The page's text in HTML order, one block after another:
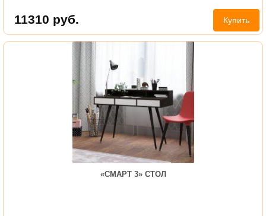
11310 руб. Купить
«СМАРТ 3» СТОЛ